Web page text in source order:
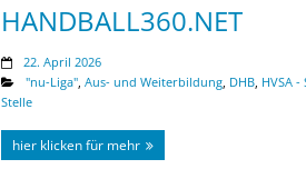
HANDBALL360.NET
22. April 2026
"nu-Liga",Aus- und Weiterbildung, DHB, HVSA
Stelle
hier klicken für mehr